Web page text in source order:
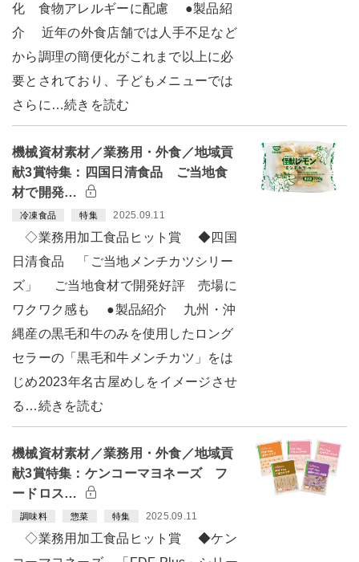
化 食物アレルギーに配慮 ●製品紹
介 近年の外食店舗では人手不足など
から調理の簡便化がこれまで以上に必
要とされており、子どもメニューでは
さらに…続きを読む
機械資材素材／業務用・外食／地域貢
献3賞特集：四国日清食品 ご当地食
材で開発…
冷凍食品 特集 2025.09.11
◇業務用加工食品ヒット賞 ◆四国
日清食品 「ご当地メンチカツシリー
ズ」 ご当地食材で開発好評 売場に
ワクワク感も ●製品紹介 九州・沖
縄産の黒毛和牛のみを使用したロング
セラーの「黒毛和牛メンチカツ」をは
じめ2023年名古屋めしをイメージさせ
る…続きを読む
機械資材素材／業務用・外食／地域貢
献3賞特集：ケンコーマヨネーズ フ
ードロス…
調味料 惣菜 特集 2025.09.11
◇業務用加工食品ヒット賞 ◆ケン